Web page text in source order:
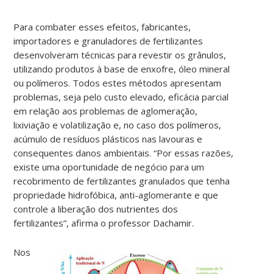
Para combater esses efeitos, fabricantes,
importadores e granuladores de fertilizantes
desenvolveram técnicas para revestir os grânulos,
utilizando produtos à base de enxofre, óleo mineral
ou polímeros. Todos estes métodos apresentam
problemas, seja pelo custo elevado, eficácia parcial
em relação aos problemas de aglomeração,
lixiviação e volatilização e, no caso dos polímeros,
acúmulo de resíduos plásticos nas lavouras e
consequentes danos ambientais. “Por essas razões,
existe uma oportunidade de negócio para um
recobrimento de fertilizantes granulados que tenha
propriedade hidrofóbica, anti-aglomerante e que
controle a liberação dos nutrientes dos
fertilizantes”, afirma o professor Dachamir.
Nos